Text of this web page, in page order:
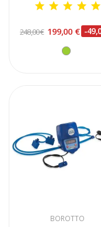
248,00 € 199,00 € -
BOROTTO